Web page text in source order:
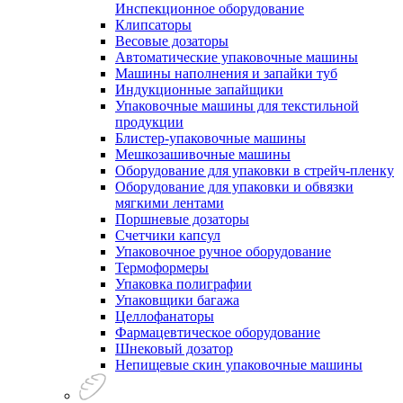
Инспекционное оборудование
Клипсаторы
Весовые дозаторы
Автоматические упаковочные машины
Машины наполнения и запайки туб
Индукционные запайщики
Упаковочные машины для текстильной
продукции
Блистер-упаковочные машины
Мешкозашивочные машины
Оборудование для упаковки в стрейч-пленку
Оборудование для упаковки и обвязки
мягкими лентами
Поршневые дозаторы
Счетчики капсул
Упаковочное ручное оборудование
Термоформеры
Упаковка полиграфии
Упаковщики багажа
Целлофанаторы
Фармацевтическое оборудование
Шнековый дозатор
Непищевые скин упаковочные машины